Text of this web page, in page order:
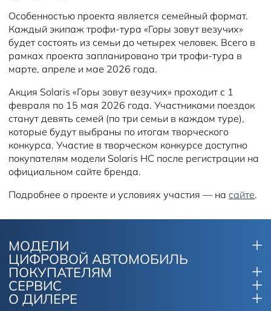
Особенностью проекта является семейный формат.
Каждый экипаж трофи-тура «Горы зовут везучих»
будет состоять из семьи до четырех человек. Всего в
рамках проекта запланировано три трофи-тура в
марте, апреле и мае 2026 года.
Акция Solaris «Горы зовут везучих» проходит с 1
февраля по 15 мая 2026 года. Участниками поездок
станут девять семей (по три семьи в каждом туре),
которые будут выбраны по итогам творческого
конкурса. Участие в творческом конкурсе доступно
покупателям модели Solaris HC после регистрации на
официальном сайте бренда.
Подробнее о проекте и условиях участия — на сайте.
МОДЕЛИ
ЦИФРОВОЙ АВТОМОБИЛЬ
ПОКУПАТЕЛЯМ
СЕРВИС
О ДИЛЕРЕ